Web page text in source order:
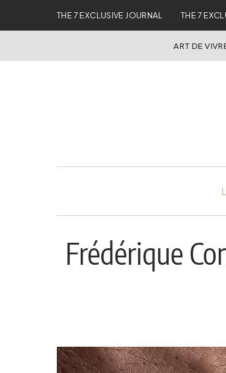
THE 7 EXCLUSIVE JOURNAL THE 7
ART DE
Frédérique